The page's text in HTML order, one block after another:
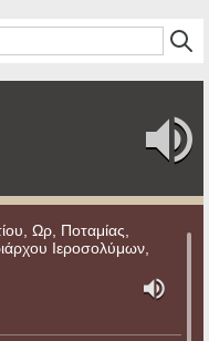
Ωρ, Ποταμίας,
Ιεροσολύμων,